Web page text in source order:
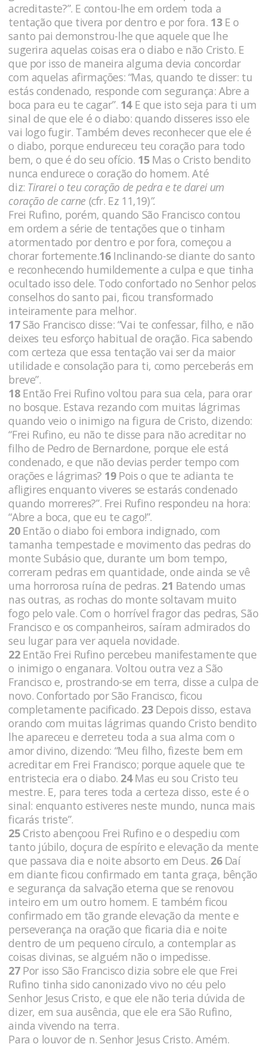
acreditaste?”. E contou-lhe em ordem toda a
tentação que tivera por dentro e por fora. 13E o
santo pai demonstrou-lhe que aquele que lhe
sugerira aquelas coisas era o diabo e não Cristo. E
que por isso de maneira alguma devia concordar
com aquelas afirmações: “Mas, quando te disser: tu
estás condenado, responde com segurança: Abre a
boca para eu te cagar”. 14E que isto seja para ti um
sinal de que ele é o diabo: quando disseres isso ele
vai logo fugir. Também deves reconhecer que ele é
o diabo, porque endureceu teu coração para todo
bem, o que é do seu ofício. 15Mas o Cristo bendito
nunca endurece o coração do homem. Até
diz: Tirarei o teu coração de pedra e te darei um
coração de carne (cfr. Ez 11,19)”.
Frei Rufino, porém, quando São Francisco contou
em ordem a série de tentações que o tinham
atormentado por dentro e por fora, começou a
chorar fortemente.16Inclinando-se diante do santo
e reconhecendo humildemente a culpa e que tinha
ocultado isso dele. Todo confortado no Senhor pelos
conselhos do santo pai, ficou transformado
inteiramente para melhor.
17São Francisco disse: “Vai te confessar, filho, e não
deixes teu esforço habitual de oração. Fica sabendo
com certeza que essa tentação vai ser da maior
utilidade e consolação para ti, como perceberás em
breve”.
18Então Frei Rufino voltou para sua cela, para orar
no bosque. Estava rezando com muitas lágrimas
quando veio o inimigo na figura de Cristo, dizendo:
“Frei Rufino, eu não te disse para não acreditar no
filho de Pedro de Bernardone, porque ele está
condenado, e que não devias perder tempo com
orações e lágrimas? 19Pois o que te adianta te
afligires enquanto viveres se estarás condenado
quando morreres?”. Frei Rufino respondeu na hora:
“Abre a boca, que eu te cago!”.
20Então o diabo foi embora indignado, com
tamanha tempestade e movimento das pedras do
monte Subásio que, durante um bom tempo,
correram pedras em quantidade, onde ainda se vê
uma horrorosa ruína de pedras. 21 Batendo umas
nas outras, as rochas do monte soltavam muito
fogo pelo vale. Com o horrível fragor das pedras, São
Francisco e os companheiros, saíram admirados do
seu lugar para ver aquela novidade.
22Então Frei Rufino percebeu manifestamente que
o inimigo o enganara. Voltou outra vez a São
Francisco e, prostrando-se em terra, disse a culpa de
novo. Confortado por São Francisco, ficou
completamente pacificado. 23 Depois disso, estava
orando com muitas lágrimas quando Cristo bendito
lhe apareceu e derreteu toda a sua alma com o
amor divino, dizendo: “Meu filho, fizeste bem em
acreditar em Frei Francisco; porque aquele que te
entristecia era o diabo. 24Mas eu sou Cristo teu
mestre. E, para teres toda a certeza disso, este é o
sinal: enquanto estiveres neste mundo, nunca mais
ficarás triste”.
25Cristo abençoou Frei Rufino e o despediu com
tanto júbilo, doçura de espírito e elevação da mente
que passava dia e noite absorto em Deus. 26Daí
em diante ficou confirmado em tanta graça, bênção
e segurança da salvação eterna que se renovou
inteiro em um outro homem. E também ficou
confirmado em tão grande elevação da mente e
perseverança na oração que ficaria dia e noite
dentro de um pequeno círculo, a contemplar as
coisas divinas, se alguém não o impedisse.
27Por isso São Francisco dizia sobre ele que Frei
Rufino tinha sido canonizado vivo no céu pelo
Senhor Jesus Cristo, e que ele não teria dúvida de
dizer, em sua ausência, que ele era São Rufino,
ainda vivendo na terra.
Para o louvor de n. Senhor Jesus Cristo. Amém.